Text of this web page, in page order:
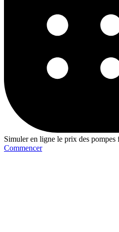
Simuler en ligne le prix des pompes
Commencer